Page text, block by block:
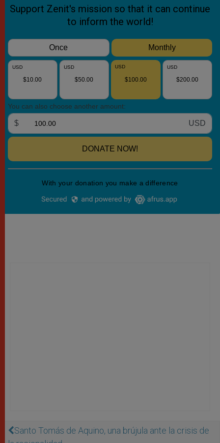
Santo Tomás de Aquino, una brújula ante la crisis de